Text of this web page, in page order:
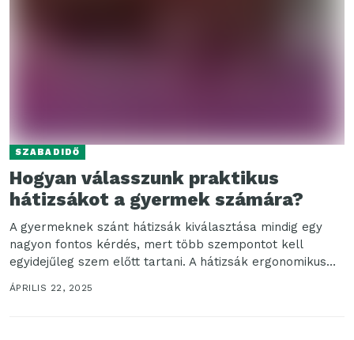
SZABADIDŐ
Hogyan válasszunk praktikus
hátizsákot a gyermek számára?
A gyermeknek szánt hátizsák kiválasztása mindig egy
nagyon fontos kérdés, mert több szempontot kell
egyidejűleg szem előtt tartani. A hátizsák ergonomikus
kialakítása kulcsfontosságú,...
ÁPRILIS 22, 2025